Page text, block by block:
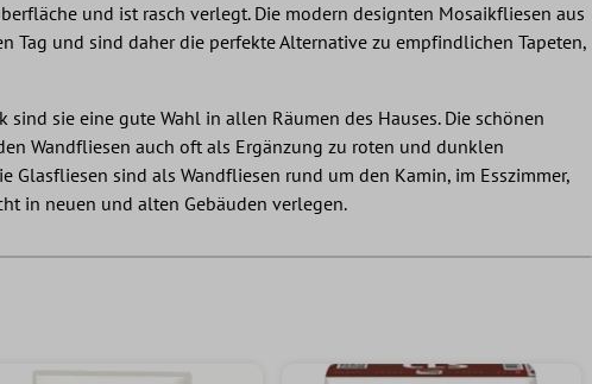
und ist rasch verlegt. Die modern designten Mosaikfliesen aus
Tag und sind daher die perfekte Alternative zu empfindlichen Tapeten,
sie eine gute Wahl in allen Räumen des Hauses. Die schönen
Wandfliesen auch oft als Ergänzung zu roten und dunklen
sind als Wandfliesen rund um den Kamin, im Esszimmer,
in neuen und alten Gebäuden verlegen.